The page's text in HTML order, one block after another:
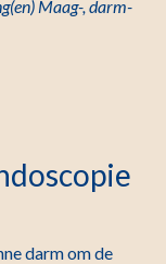
Maag-, darm-
darm om de